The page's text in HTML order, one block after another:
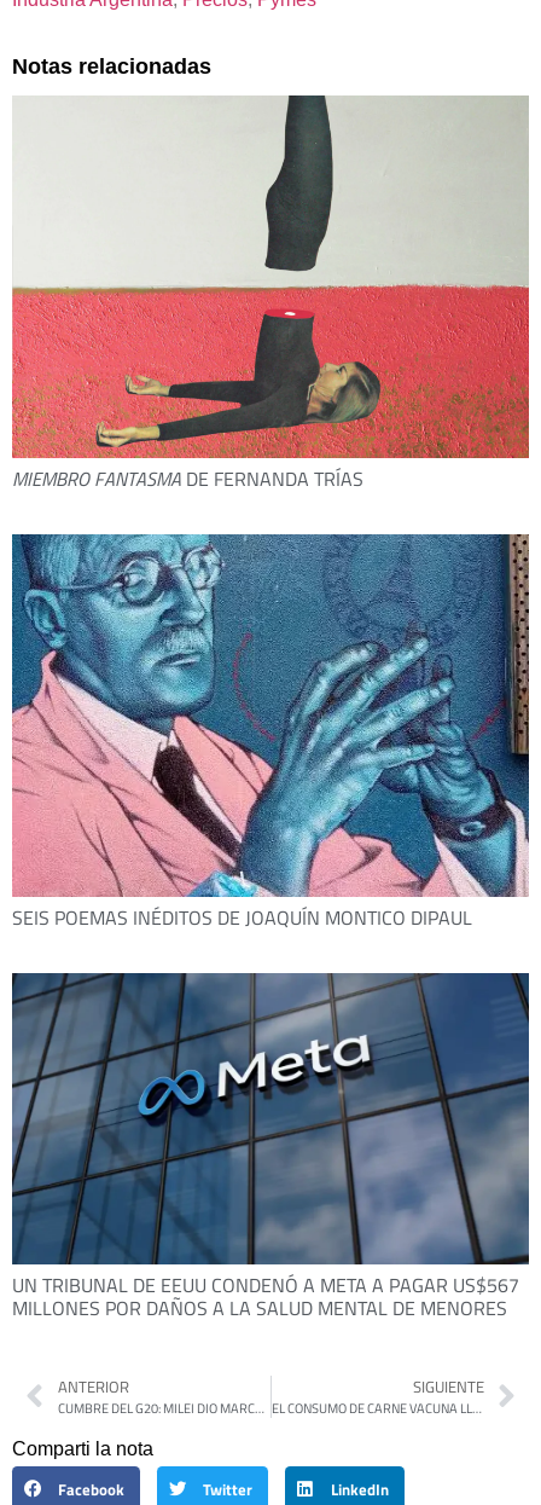
Notas relacionadas
MIEMBRO FANTASMA DE FERNANDA TRÍAS
SEIS POEMAS INÉDITOS DE JOAQUÍN MONTICO DIPAUL
UN TRIBUNAL DE EEUU CONDENÓ A META A PAGAR US$567
MILLONES POR DAÑOS A LA SALUD MENTAL DE MENORES
ANTERIOR
CUMBRE DEL G20: MILEI DIO MARCHA ATRÁS Y APOYÓ CON DISIDENCIAS LA AGENDA CONTRA EL HAMBRE
SIGUIENTE
EL CONSUMO DE CARNE VACUNA LLEGÓ AL NIVEL MÁS BAJO EN 28 AÑOS
Comparti la nota
Facebook Twitter LinkedIn